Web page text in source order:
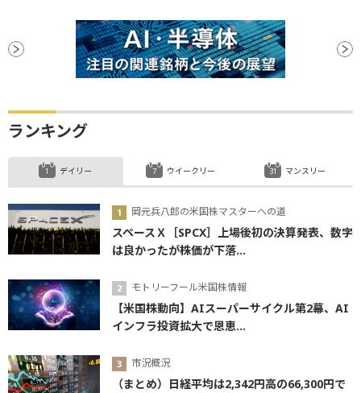
ランキング
デイリー
岡元兵八郎の米国株マスターへの道
スペースＸ［SPCX］上場後初の決算発表、数字
は良かったが株価が下落...
モトリーフール米国株情報
【米国株動向】AIスーパーサイクル第2幕、AI
インフラ投資拡大で恩恵...
市況概況
（まとめ）日経平均は2,342円高の66,300円で
ウイークリー マンスリー